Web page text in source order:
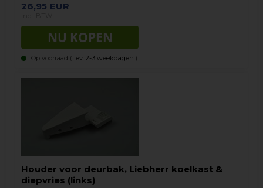
26,95 EUR
Op voorraad (Lev. 2-3 weekdagen. ).
Houder voor deurbak, Liebherr koelkast &
diepvries (links)